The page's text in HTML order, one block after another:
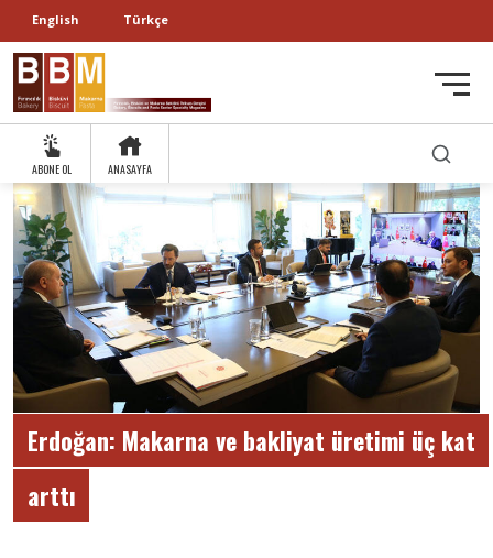
English Türkçe
ABONE OL ANASAYFA
Erdoğan: Makarna ve bakliyat üretimi üç kat
arttı